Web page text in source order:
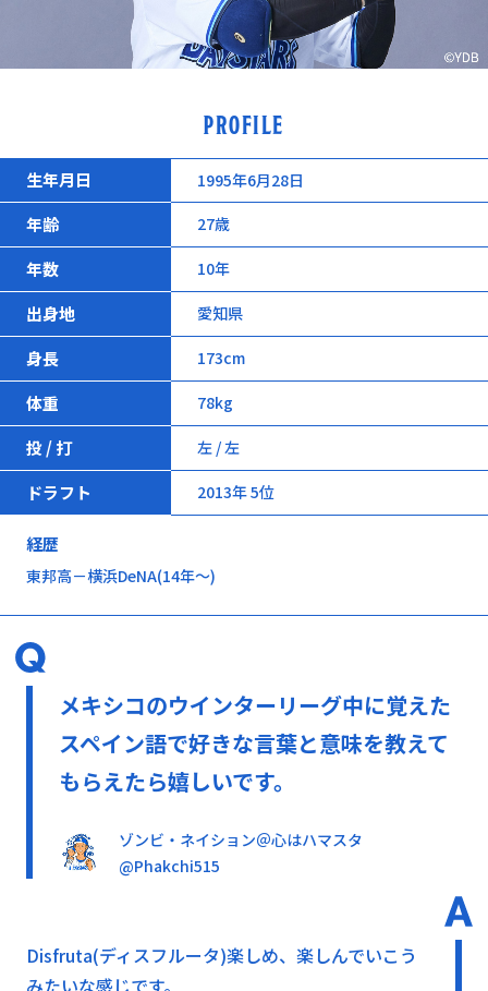
PROFILE
生年月日 1995年6月28日
年齢 27歳
年数 10年
出身地 愛知県
身長 173cm
体重 78kg
投 / 打 左 / 左
ドラフト 2013年 5位
経歴
東邦高－横浜DeNA(14年～)
メキシコのウインターリーグ中に覚えた
スペイン語で好きな言葉と意味を教えて
もらえたら嬉しいです。
ゾンビ・ネイション＠心はハマスタ
@Phakchi515
Disfruta(ディスフルータ)楽しめ、楽しんでいこう
みたいな感じです。